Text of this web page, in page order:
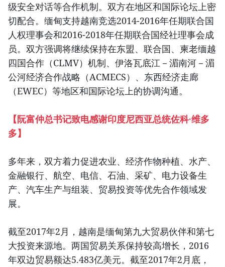
级安全对话等合作机制。双方在地区和国际论坛上密
切配合。缅甸支持越南竞选2014-2016年任期联合国
人权理事会和2016-2018年任期联合国经社理事会成
员。双方强调将继续保持在东盟、联合国、柬老缅越
四国合作（CLMV）机制、伊洛瓦底江－湄南河－湄
公河经济合作战略（ACMECS）、东西经济走廊
（EWEC）等地区和国际论坛上的协调沟通。
【阮富仲总书记致电感谢印度尼西亚总统佐科·维多
多】
多年来，双方着力促进农业、经济作物种植、水产、
金融银行、航空、电信、石油、采矿、电力设备生
产、汽车生产与组装、贸易投资等优先合作领域发
展。
截至2017年2月，越南是缅甸第九大贸易伙伴和第七
大投资来源地。两国贸易关系保持较高增长，2016
年双边贸易额达5.483亿美元。截至2017年2月底，